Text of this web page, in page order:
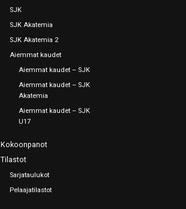
SJK
SJK Akatemia
SJK Akatemia 2
Aiemmat kaudet
Aiemmat kaudet – SJK
Aiemmat kaudet – SJK
Akatemia
Aiemmat kaudet – SJK
U17
Kokoonpanot
Tilastot
Sarjataulukot
Pelaajatilastot